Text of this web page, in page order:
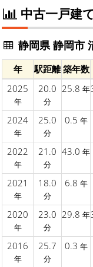
中古一戸建
静岡県 静岡市
年 駅距離 築年数
2025
年
20.0
分
25.8 年
2024
年
25.0
分
0.5 年
2022
年
21.0
分
43.0 年
2021
年
18.0
分
6.8 年
2020
年
23.0
分
29.8 年
2016
年
25.7
分
0.3 年